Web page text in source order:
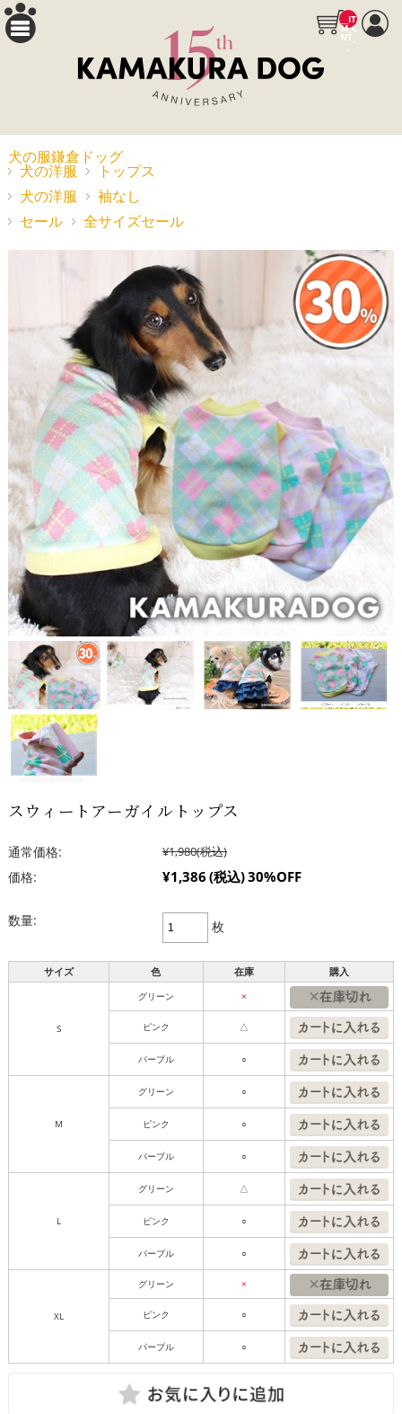
__IT
M_C
NT_
犬の服鎌倉ドッグ
犬の洋服
トップス
犬の洋服
袖なし
セール
全サイズセール
スウィートアーガイルトップス
通常価格: ¥1,980(税込)
価格: ¥1,386(税込)30%OFF
数量: 枚
サイズ 色 在庫 購入
S
グリーン ×
ピンク △
パープル ○
M
グリーン ○
ピンク ○
パープル ○
L
グリーン △
ピンク ○
パープル ○
XL
グリーン ×
ピンク ○
パープル ○